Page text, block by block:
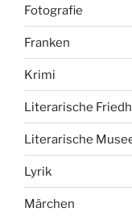
Fotografie
Franken
Krimi
Literarische
Literarische
Lyrik
Märchen